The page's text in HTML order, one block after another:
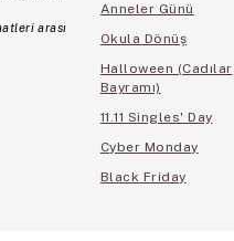
arası
Anneler Günü
Okula Dönüş
Halloween (Cadılar
Bayramı)
11.11 Singles' Day
Cyber Monday
Black Friday